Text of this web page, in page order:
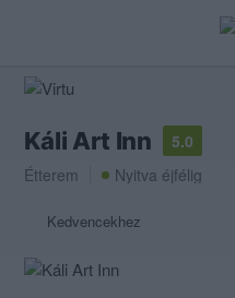
Káli Art Inn
5.0
Étterem
Nyitva éjfélig
Kedvencekhez